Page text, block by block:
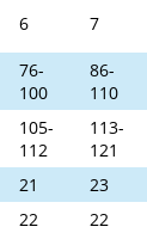
6 7
76-
100
86-
110
105-
112
113-
121
21 23
22 22